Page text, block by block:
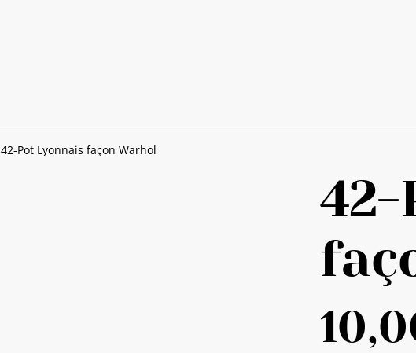
42-Pot Lyonnais façon Warhol
42-